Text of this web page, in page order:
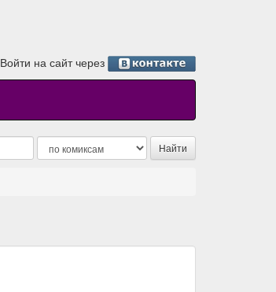
Войти на сайт через